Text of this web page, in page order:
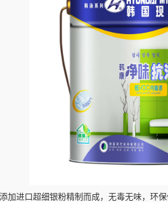
进口超细银粉精制而成，无毒无味，环